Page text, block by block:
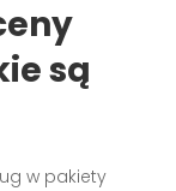
są
w pakiety